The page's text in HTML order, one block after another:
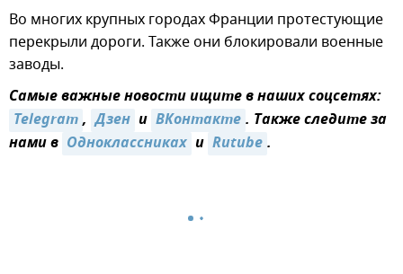
Во многих крупных городах Франции протестующие
перекрыли дороги. Также они блокировали военные
заводы.
Самые важные новости ищите в наших соцсетях:
Telegram, Дзен и ВКонтакте. Также следите за
нами в Одноклассниках и Rutube.